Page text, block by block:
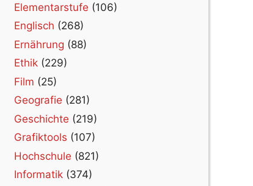
Elementarstufe (106)
Englisch (268)
Ernährung (88)
Ethik (229)
Film (25)
Geografie (281)
Geschichte (219)
Grafiktools (107)
Hochschule (821)
Informatik (374)